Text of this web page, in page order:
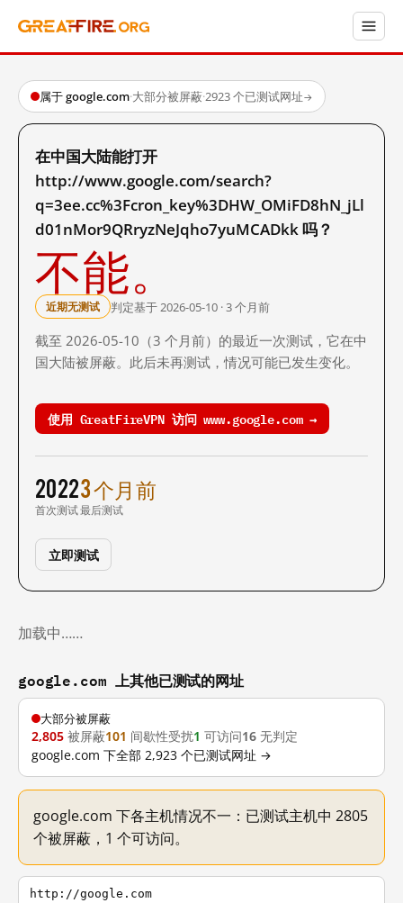
属于 google.com·大部分被屏蔽·2923 个已测试网址→
在中国大陆能打开
http://www.google.com/search?
q=3ee.cc%3Fcron_key%3DHW_OMiFD8hN_jLl
d01nMor9QRryzNeJqho7yuMCADkk 吗？
不能。
近期无测试 判定基于 2026-05-10 · 3 个月前
截至 2026-05-10（3 个月前）的最近一次测试，它在中
国大陆被屏蔽。此后未再测试，情况可能已发生变化。
使用 GreatFireVPN 访问 www.google.com →
2022
首次测试
3 个月前
最后测试
立即测试
加载中……
google.com 上其他已测试的网址
大部分被屏蔽
2,805 被屏蔽101 间歇性受扰1 可访问16 无判定
google.com 下全部 2,923 个已测试网址 →
google.com 下各主机情况不一：已测试主机中 2805
个被屏蔽，1 个可访问。
http://google.com